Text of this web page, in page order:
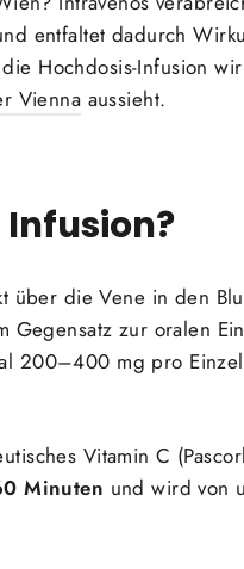
entfaltet dadurch
Hochdosis-Infusion
Vienna aussieht.
Infusion?
über die Vene in den
Gegensatz zur oralen
200–400 mg pro
Vitamin C
Minuten und wird von